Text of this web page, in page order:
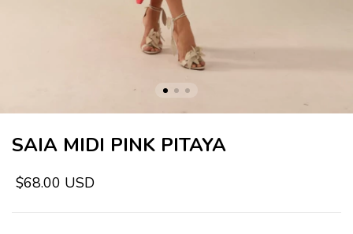
SAIA MIDI PINK PITAYA
$68.00 USD